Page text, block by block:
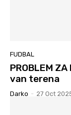
FUDBAL
PROBLEM
van terena
Darko - 27 Oct